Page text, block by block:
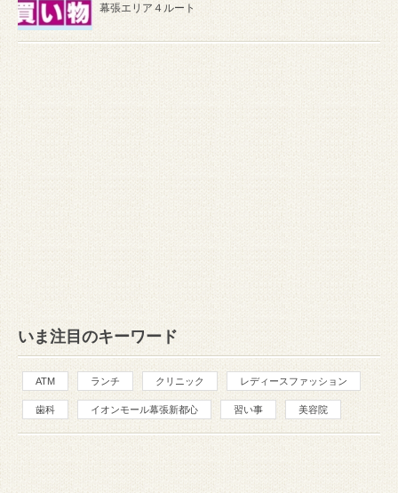
幕張エリア４ルート
いま注目のキーワード
ATM ランチ クリニック レディースファッション
歯科 イオンモール幕張新都心 習い事 美容院